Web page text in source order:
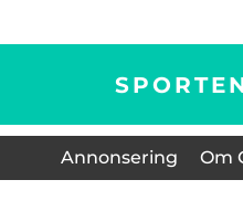
Annonsering Om